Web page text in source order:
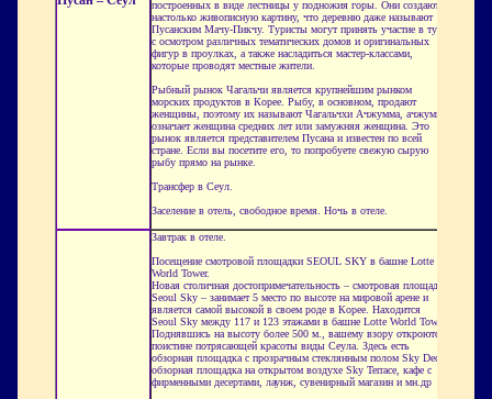
построенных в виде лестницы у подножия горы. Они создают
настолько живописную картину, что деревню даже называют
Пусанским Мачу-Пикчу. Туристы могут принять участие в туре
с осмотром различных тематических домов и оригинальных
фигур в проулках, а также насладиться мастер-классами,
которые проводят местные жители.
Рыбный рынок Чагальчи является крупнейшим рынком
морских продуктов в Корее. Рыбу, в основном, продают
женщины, поэтому их называют Чагальчхи Ачжумма, ачжумма
означает женщина средних лет или замужняя женщина. Это
рынок является представителем Пусана и известен по всей
стране. Если вы посетите его, то попробуете свежую сырую
рыбу прямо на рынке.
Трансфер в Сеул.
Заселение в отель, свободное время. Ночь в отеле.
Завтрак в отеле.
Посещение смотровой площадки SEOUL SKY в башне Lotte
World Tower.
Новая столичная достопримечательность – смотровая площадка
Seoul Sky – занимает 5 место по высоте на мировой арене и
является самой высокой в своем роде в Корее. Находится
Seoul Sky между 117 и 123 этажами в башне Lotte World Tower.
Поднявшись на высоту более 500 м., вашему взору откроются
поистине потрясающей красоты виды Сеула. Здесь есть
обзорная площадка с прозрачным стеклянным полом Sky Deck,
обзорная площадка на открытом воздухе Sky Terrace, кафе с
фирменными десертами, лаунж, сувенирный магазин и мн.др